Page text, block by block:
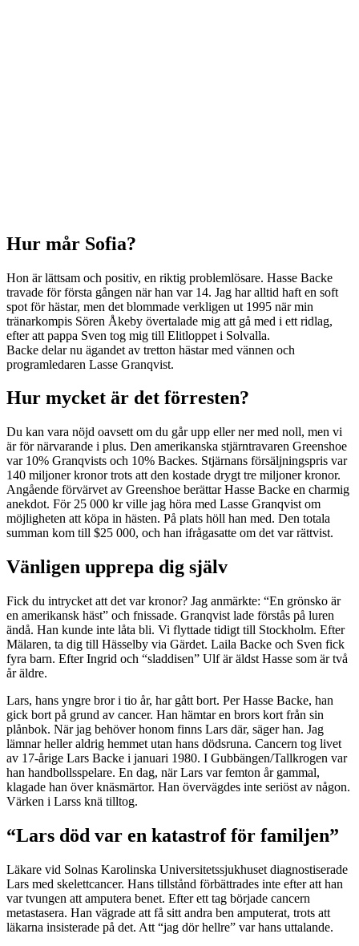
Hur mår Sofia?
Hon är lättsam och positiv, en riktig problemlösare. Hasse Backe
travade för första gången när han var 14. Jag har alltid haft en soft
spot för hästar, men det blommade verkligen ut 1995 när min
tränarkompis Sören Åkeby övertalade mig att gå med i ett ridlag,
efter att pappa Sven tog mig till Elitloppet i Solvalla.
Backe delar nu ägandet av tretton hästar med vännen och
programledaren Lasse Granqvist.
Hur mycket är det förresten?
Du kan vara nöjd oavsett om du går upp eller ner med noll, men vi
är för närvarande i plus. Den amerikanska stjärntravaren Greenshoe
var 10% Granqvists och 10% Backes. Stjärnans försäljningspris var
140 miljoner kronor trots att den kostade drygt tre miljoner kronor.
Angående förvärvet av Greenshoe berättar Hasse Backe en charmig
anekdot. För 25 000 kr ville jag höra med Lasse Granqvist om
möjligheten att köpa in hästen. På plats höll han med. Den totala
summan kom till $25 000, och han ifrågasatte om det var rättvist.
Vänligen upprepa dig själv
Fick du intrycket att det var kronor? Jag anmärkte: “En grönsko är
en amerikansk häst” och fnissade. Granqvist lade förstås på luren
ändå. Han kunde inte låta bli. Vi flyttade tidigt till Stockholm. Efter
Mälaren, ta dig till Hässelby via Gärdet. Laila Backe och Sven fick
fyra barn. Efter Ingrid och “sladdisen” Ulf är äldst Hasse som är två
år äldre.
Lars, hans yngre bror i tio år, har gått bort. Per Hasse Backe, han
gick bort på grund av cancer. Han hämtar en brors kort från sin
plånbok. När jag behöver honom finns Lars där, säger han. Jag
lämnar heller aldrig hemmet utan hans dödsruna. Cancern tog livet
av 17-årige Lars Backe i januari 1980. I Gubbängen/Tallkrogen var
han handbollsspelare. En dag, när Lars var femton år gammal,
klagade han över knäsmärtor. Han övervägdes inte seriöst av någon.
Värken i Larss knä tilltog.
“Lars död var en katastrof för familjen”
Läkare vid Solnas Karolinska Universitetssjukhuset diagnostiserade
Lars med skelettcancer. Hans tillstånd förbättrades inte efter att han
var tvungen att amputera benet. Efter ett tag började cancern
metastasera. Han vägrade att få sitt andra ben amputerat, trots att
läkarna insisterade på det. Att “jag dör hellre” var hans uttalande.